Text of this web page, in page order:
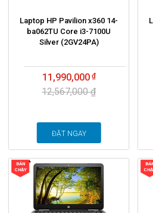
Laptop HP Pavilion x360 14-
ba062TU Core i3-7100U
Silver (2GV24PA)
11,990,000
12,567,000 ₫
ĐẶT NGAY
BÁN
CHẠY